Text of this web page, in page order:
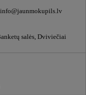
info@jaunmokupils.lv
salės, Dviviečiai